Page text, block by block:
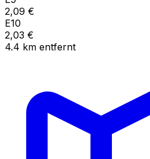
2,09 €
E10
2,03 €
4.4 km entfernt